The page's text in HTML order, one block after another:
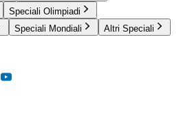
Speciali Olimpiadi
Speciali Mondiali Altri Speciali